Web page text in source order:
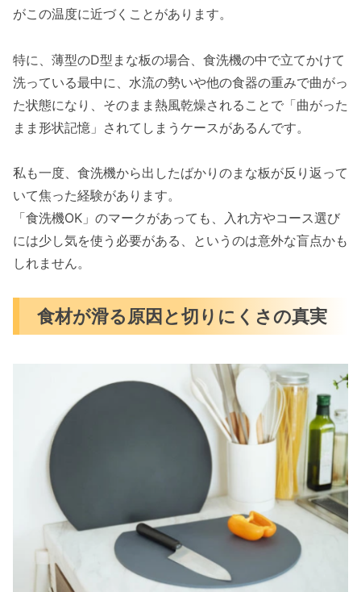
がこの温度に近づくことがあります。
特に、薄型のD型まな板の場合、食洗機の中で立てかけて
洗っている最中に、水流の勢いや他の食器の重みで曲がっ
た状態になり、そのまま熱風乾燥されることで「曲がった
まま形状記憶」されてしまうケースがあるんです。
私も一度、食洗機から出したばかりのまな板が反り返って
いて焦った経験があります。
「食洗機OK」のマークがあっても、入れ方やコース選び
には少し気を使う必要がある、というのは意外な盲点かも
しれません。
食材が滑る原因と切りにくさの真実